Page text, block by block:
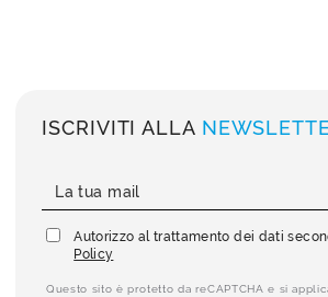
ISCRIVITI ALLA
Autorizzo al trattamento dei dati
Policy
Questo sito è protetto da reCAPTCHA e si